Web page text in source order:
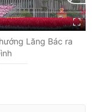
Lăng Bác ra